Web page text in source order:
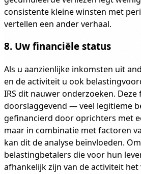
consistente kleine winsten met
vertellen een ander verhaal.
8. Uw financiële status
Als u aanzienlijke inkomsten uit
en de activiteit u ook
IRS dit nauwer onderzoeken.
doorslaggevend — veel legitieme
gefinancierd door oprichters met
maar in combinatie met factoren
kan dit de analyse beïnvloeden.
belastingbetalers die voor hun
afhankelijk zijn van de activiteit